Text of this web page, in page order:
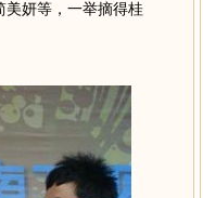
美妍等，一举摘得桂